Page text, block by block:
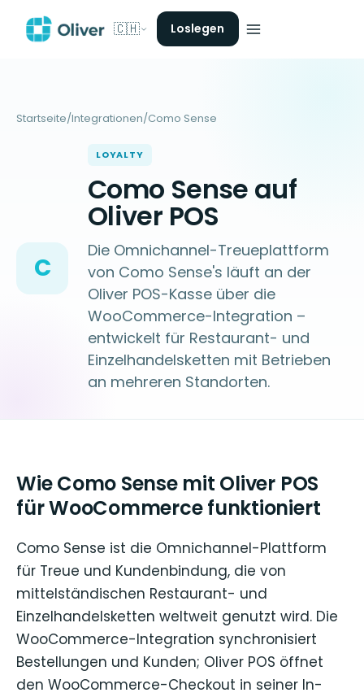
🇨🇭 Loslegen
Startseite/Integrationen/Como Sense
C
LOYALTY
Como Sense auf
Oliver POS
Die Omnichannel-Treueplattform
von Como Sense's läuft an der
Oliver POS-Kasse über die
WooCommerce-Integration –
entwickelt für Restaurant- und
Einzelhandelsketten mit Betrieben
an mehreren Standorten.
Wie Como Sense mit Oliver POS
für WooCommerce funktioniert
Como Sense ist die Omnichannel-Plattform
für Treue und Kundenbindung, die von
mittelständischen Restaurant- und
Einzelhandelsketten weltweit genutzt wird. Die
WooCommerce-Integration synchronisiert
Bestellungen und Kunden; Oliver POS öffnet
den WooCommerce-Checkout in seiner In-